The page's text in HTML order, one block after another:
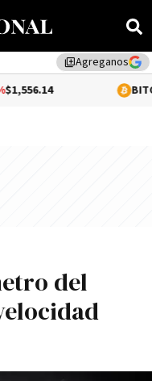
library_addAgreganos
0.01%
del